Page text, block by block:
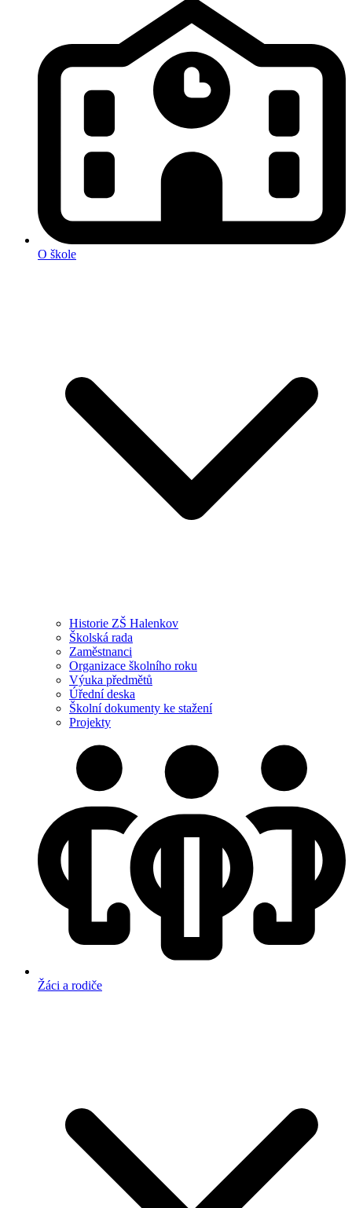
O škole
Historie ZŠ Halenkov
Školská rada
Zaměstnanci
Organizace školního roku
Výuka předmětů
Úřední deska
Školní dokumenty ke stažení
Projekty
Žáci a rodiče